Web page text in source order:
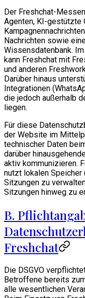
Der Freshchat-
Agenten, KI-gestützte
Nachrichten sowie
Wissensdatenbank.
kann Freshchat mit
und anderen
Darüber hinaus
Integrationen
die jedoch außerhalb
liegen.
Für diese
der Website im
technischer Daten
darüber
aktiv kommunizieren.
nutzt lokalen
Sitzungen zu
Sitzungen hinweg zu
B.
Freshchat
Die DSGVO
Betroffene bereits
alle wesentlichen